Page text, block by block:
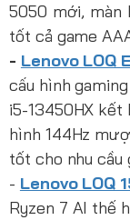
5050 mới, màn
tốt cả game
- Lenovo LOQ
cấu hình
i5-13450HX kết
hình 144Hz
tốt cho nhu cầu
- Lenovo LOQ
Ryzen 7 AI thế